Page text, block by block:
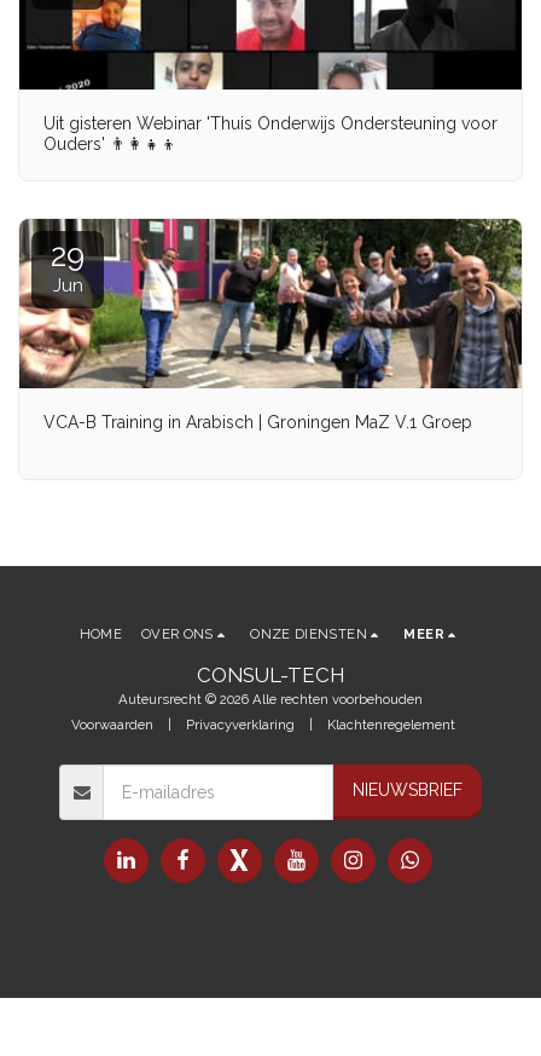
Uit gisteren Webinar 'Thuis Onderwijs Ondersteuning voor
Ouders' 👨‍👩‍👧‍👦
29
Jun
VCA-B Training in Arabisch | Groningen MaZ V.1 Groep
CONSUL-TECH
Auteursrecht © 2026 Alle rechten voorbehouden
Voorwaarden
Privacyverklaring Klachtenregelement
HOME OVER ONS ONZE DIENSTEN MEER
NIEUWSBRIEF